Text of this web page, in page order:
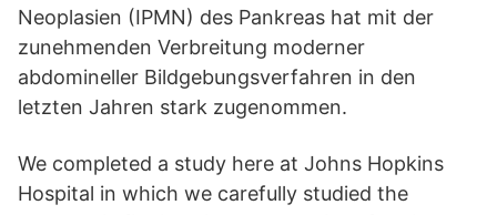
Neoplasien (IPMN) des Pankreas hat mit der
zunehmenden Verbreitung moderner
abdomineller Bildgebungsverfahren in den
letzten Jahren stark zugenommen.
We completed a study here at Johns Hopkins
Hospital in which we carefully studied the